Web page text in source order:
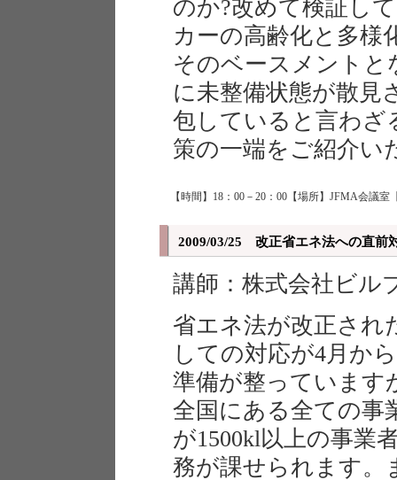
のか?改めて検証し
カーの高齢化と多様
そのベースメントと
に未整備状態が散見
包していると言わざ
策の一端をご紹介い
【時間】18：00－20：00【場所】JFMA会議
2009/03/25 改正省エネ法への直前
講師：株式会社ビ
省エネ法が改正され
しての対応が4月か
準備が整っています
全国にある全ての事
が1500kl以上の事業
務が課せられます。